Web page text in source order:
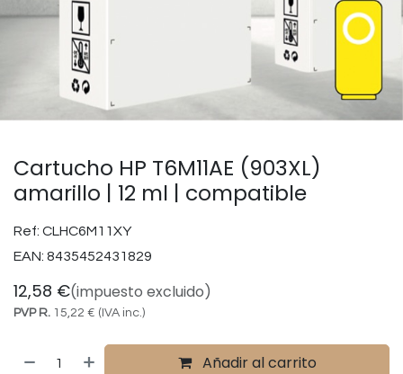
Cartucho HP T6M11AE (903XL)
amarillo | 12 ml | compatible
Ref: CLHC6M11XY
EAN: 8435452431829
12,58 €(impuesto excluido)
PVP R. 15,22 € (IVA inc.)
Añadir al carrito